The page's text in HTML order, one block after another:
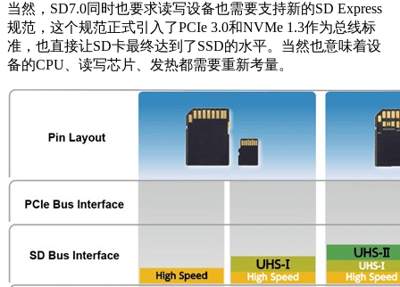
当然，SD7.0同时也要求读写设备也需要支持新的SD Express
规范，这个规范正式引入了PCIe 3.0和NVMe 1.3作为总线标
准，也直接让SD卡最终达到了SSD的水平。当然也意味着设
备的CPU、读写芯片、发热都需要重新考量。